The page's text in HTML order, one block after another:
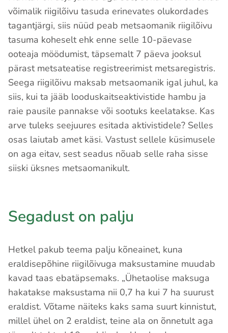
võimalik riigilõivu tasuda erinevates olukordades
tagantjärgi, siis nüüd peab metsaomanik riigilõivu
tasuma koheselt ehk enne selle 10-päevase
ooteaja möödumist, täpsemalt 7 päeva jooksul
pärast metsateatise registreerimist metsaregistris.
Seega riigilõivu maksab metsaomanik igal juhul, ka
siis, kui ta jääb looduskaitseaktivistide hambu ja
raie pausile pannakse või sootuks keelatakse. Kas
arve tuleks seejuures esitada aktivistidele? Selles
osas laiutab amet käsi. Vastust sellele küsimusele
on aga eitav, sest seadus nõuab selle raha sisse
siiski üksnes metsaomanikult.
Segadust on palju
Hetkel pakub teema palju kõneainet, kuna
eraldisepõhine riigilõivuga maksustamine muudab
kavad taas ebatäpsemaks. „Ühetaolise maksuga
hakatakse maksustama nii 0,7 ha kui 7 ha suurust
eraldist. Võtame näiteks kaks sama suurt kinnistut,
millel ühel on 2 eraldist, teine ala on õnnetult aga